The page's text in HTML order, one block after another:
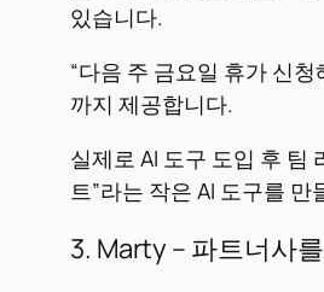
있습니다.
“다음 주 금요일 휴가 신
까지 제공합니다.
실제로 AI 도구 도입 후 팀
트”라는 작은 AI 도구를
3. Marty – 파트너사